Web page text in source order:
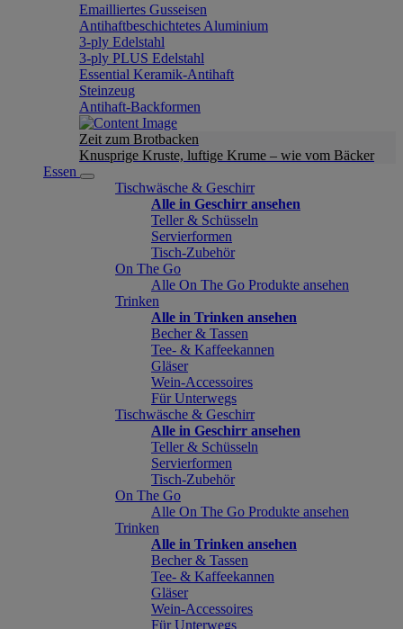
Emailliertes Gusseisen
Antihaftbeschichtetes Aluminium
3-ply Edelstahl
3-ply PLUS Edelstahl
Essential Keramik-Antihaft
Steinzeug
Antihaft-Backformen
Zeit zum Brotbacken
Knusprige Kruste, luftige Krume – wie vom Bäcker
Essen
Tischwäsche & Geschirr
Alle in Geschirr ansehen
Teller & Schüsseln
Servierformen
Tisch-Zubehör
On The Go
Alle On The Go Produkte ansehen
Trinken
Alle in Trinken ansehen
Becher & Tassen
Tee- & Kaffeekannen
Gläser
Wein-Accessoires
Für Unterwegs
Tischwäsche & Geschirr
Alle in Geschirr ansehen
Teller & Schüsseln
Servierformen
Tisch-Zubehör
On The Go
Alle On The Go Produkte ansehen
Trinken
Alle in Trinken ansehen
Becher & Tassen
Tee- & Kaffeekannen
Gläser
Wein-Accessoires
Für Unterwegs